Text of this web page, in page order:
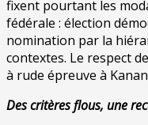
fixent pourtant les
fédérale : élection
nomination par la
contextes. Le respect
à rude épreuve à
Des critères flous, une